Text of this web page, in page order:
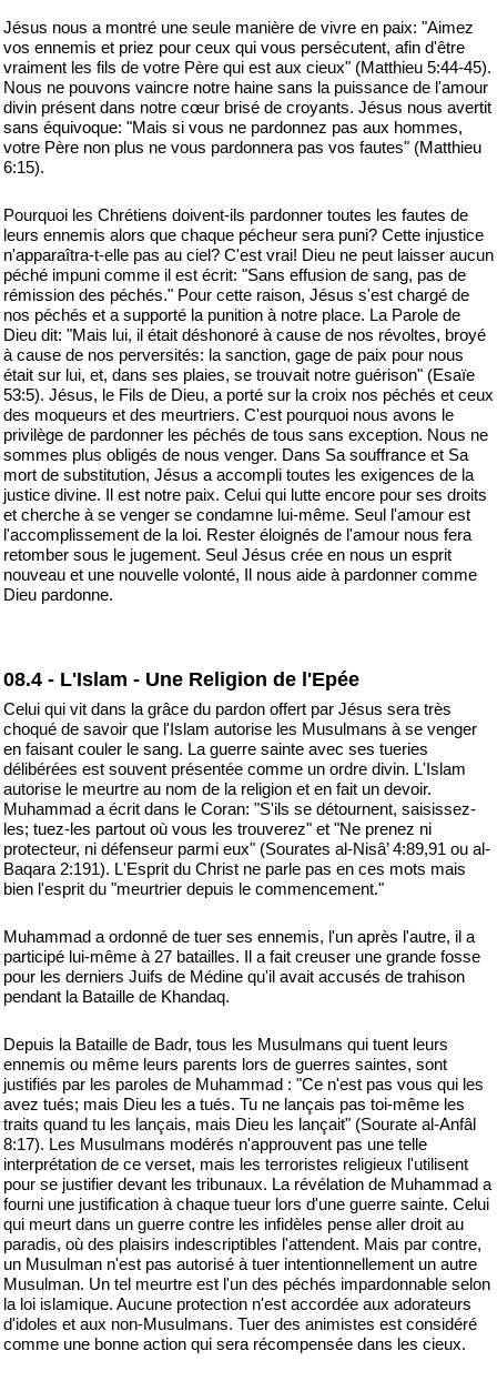
Jésus nous a montré une seule manière de vivre en paix: "Aimez
vos ennemis et priez pour ceux qui vous persécutent, afin d'être
vraiment les fils de votre Père qui est aux cieux" (Matthieu 5:44-45).
Nous ne pouvons vaincre notre haine sans la puissance de l'amour
divin présent dans notre cœur brisé de croyants. Jésus nous avertit
sans équivoque: "Mais si vous ne pardonnez pas aux hommes,
votre Père non plus ne vous pardonnera pas vos fautes" (Matthieu
6:15).
Pourquoi les Chrétiens doivent-ils pardonner toutes les fautes de
leurs ennemis alors que chaque pécheur sera puni? Cette injustice
n'apparaîtra-t-elle pas au ciel? C'est vrai! Dieu ne peut laisser aucun
péché impuni comme il est écrit: "Sans effusion de sang, pas de
rémission des péchés." Pour cette raison, Jésus s'est chargé de
nos péchés et a supporté la punition à notre place. La Parole de
Dieu dit: "Mais lui, il était déshonoré à cause de nos révoltes, broyé
à cause de nos perversités: la sanction, gage de paix pour nous
était sur lui, et, dans ses plaies, se trouvait notre guérison" (Esaïe
53:5). Jésus, le Fils de Dieu, a porté sur la croix nos péchés et ceux
des moqueurs et des meurtriers. C'est pourquoi nous avons le
privilège de pardonner les péchés de tous sans exception. Nous ne
sommes plus obligés de nous venger. Dans Sa souffrance et Sa
mort de substitution, Jésus a accompli toutes les exigences de la
justice divine. Il est notre paix. Celui qui lutte encore pour ses droits
et cherche à se venger se condamne lui-même. Seul l'amour est
l'accomplissement de la loi. Rester éloignés de l'amour nous fera
retomber sous le jugement. Seul Jésus crée en nous un esprit
nouveau et une nouvelle volonté, Il nous aide à pardonner comme
Dieu pardonne.
08.4 - L'Islam - Une Religion de l'Epée
Celui qui vit dans la grâce du pardon offert par Jésus sera très
choqué de savoir que l'Islam autorise les Musulmans à se venger
en faisant couler le sang. La guerre sainte avec ses tueries
délibérées est souvent présentée comme un ordre divin. L'Islam
autorise le meurtre au nom de la religion et en fait un devoir.
Muhammad a écrit dans le Coran: "S'ils se détournent, saisissez-
les; tuez-les partout où vous les trouverez" et "Ne prenez ni
protecteur, ni défenseur parmi eux" (Sourates al-Nisâ’ 4:89,91 ou al-
Baqara 2:191). L'Esprit du Christ ne parle pas en ces mots mais
bien l'esprit du "meurtrier depuis le commencement."
Muhammad a ordonné de tuer ses ennemis, l'un après l'autre, il a
participé lui-même à 27 batailles. Il a fait creuser une grande fosse
pour les derniers Juifs de Médine qu'il avait accusés de trahison
pendant la Bataille de Khandaq.
Depuis la Bataille de Badr, tous les Musulmans qui tuent leurs
ennemis ou même leurs parents lors de guerres saintes, sont
justifiés par les paroles de Muhammad : "Ce n'est pas vous qui les
avez tués; mais Dieu les a tués. Tu ne lançais pas toi-même les
traits quand tu les lançais, mais Dieu les lançait" (Sourate al-Anfâl
8:17). Les Musulmans modérés n'approuvent pas une telle
interprétation de ce verset, mais les terroristes religieux l'utilisent
pour se justifier devant les tribunaux. La révélation de Muhammad a
fourni une justification à chaque tueur lors d'une guerre sainte. Celui
qui meurt dans un guerre contre les infidèles pense aller droit au
paradis, où des plaisirs indescriptibles l'attendent. Mais par contre,
un Musulman n'est pas autorisé à tuer intentionnellement un autre
Musulman. Un tel meurtre est l'un des péchés impardonnable selon
la loi islamique. Aucune protection n'est accordée aux adorateurs
d'idoles et aux non-Musulmans. Tuer des animistes est considéré
comme une bonne action qui sera récompensée dans les cieux.